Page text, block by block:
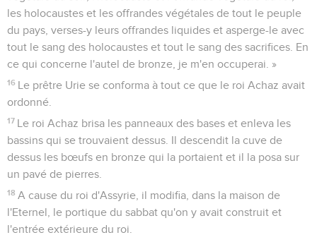
point d’exciter sa colère.
18 Aussi, l'Eternel s'est fortement irrité contre les Israélites et
il les a éloignés de lui. Il n'est resté que la seule tribu de
Juda.
19 Les Judéens eux-mêmes n’ont pas gardé les
commandements de l'Eternel, leur Dieu, et ils ont suivi les
coutumes établies par Israël.
20 L'Eternel a rejeté le peuple d'Israël dans son entier. Il les a
humiliés, il les a livrés entre les mains des pillards et il a fini
par les chasser loin de lui.
21 En effet, les Israélites s'étaient détachés de la famille de
David et avaient proclamé roi Jéroboam, fils de Nebath, qui
les avait détournés de l'Eternel et avait fait commettre à